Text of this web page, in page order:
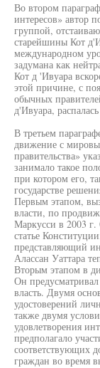
Во втором
интересов» автор
группой,
старейшины Кот
международном
задумана как
Кот д 'Ивуара
этой причине, с
обычных
д'Ивуара,
В третьем
движение с
правительства»
занимало такое
при котором его,
государстве
Первым этапом,
власти, по
Маркусси в 2003
статье
представляющий
Алассан Уаттара
Вторым этапом в
Он
власть. Двумя
удостоверений
также двумя
удовлетворения
предполагало
соответствующих
граждан во время